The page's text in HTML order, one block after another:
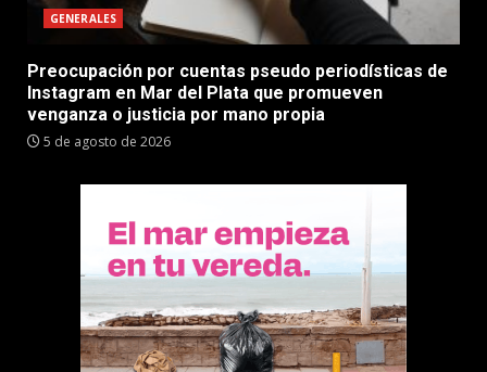
GENERALES
Preocupación por cuentas pseudo periodísticas de
Instagram en Mar del Plata que promueven
venganza o justicia por mano propia
5 de agosto de 2026